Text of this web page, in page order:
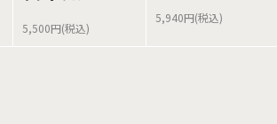
5,500円(税込)
5,940円(税込)